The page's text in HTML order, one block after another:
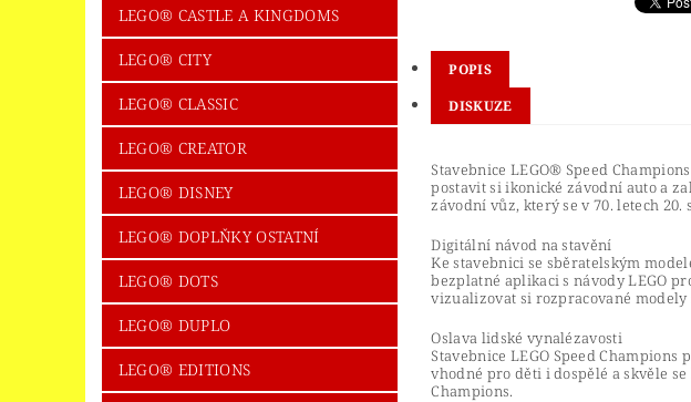
LEGO® CASTLE A KINGDOMS
LEGO® CITY
LEGO® CLASSIC
LEGO® CREATOR
LEGO® DISNEY
LEGO® DOPLŇKY OSTATNÍ
LEGO® DOTS
LEGO® DUPLO
LEGO® EDITIONS
POPIS
DISKUZE
Stavebnice LEGO® Speed
postavit si ikonické závodní auto a
závodní vůz, který se v 70. letech
Digitální návod na stavění
Ke stavebnici se sběratelským
bezplatné aplikaci s návody LEGO
vizualizovat si rozpracované modely
Oslava lidské vynalézavosti
Stavebnice LEGO Speed
vhodné pro děti i dospělé a skvěle
Champions.